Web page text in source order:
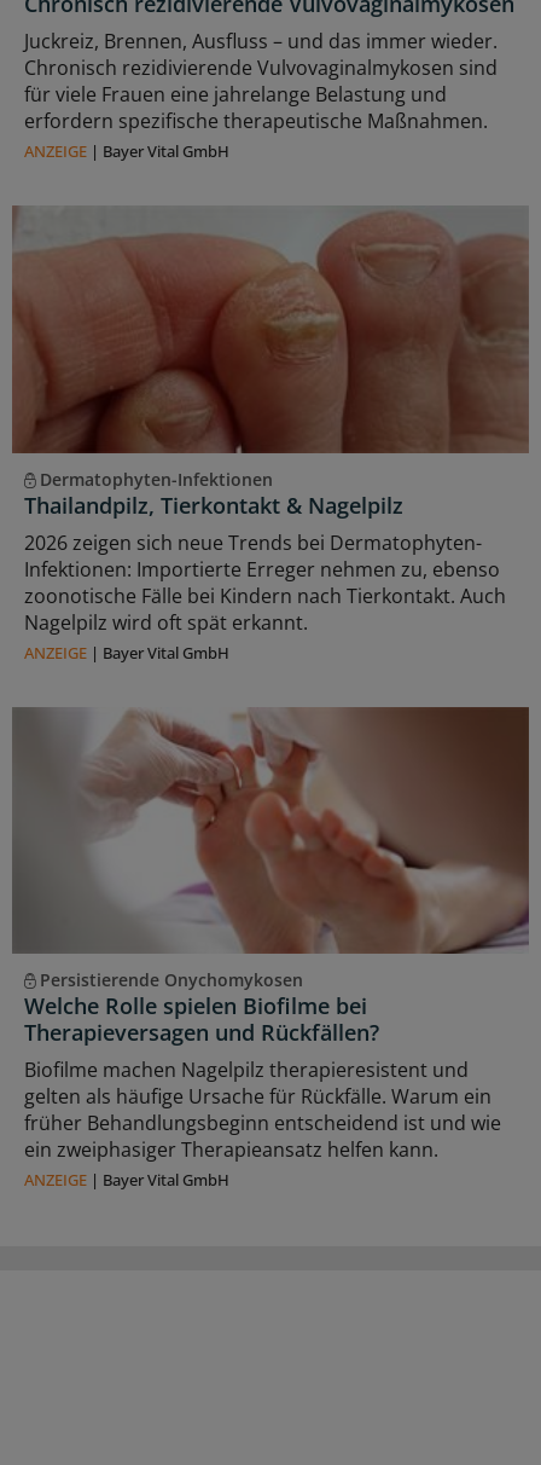
Juckreiz, Brennen, Ausfluss – und das immer wieder.
Chronisch rezidivierende Vulvovaginalmykosen sind
für viele Frauen eine jahrelange Belastung und
erfordern spezifische therapeutische Maßnahmen.
ANZEIGE | Bayer Vital GmbH
Dermatophyten-Infektionen
Thailandpilz, Tierkontakt & Nagelpilz
2026 zeigen sich neue Trends bei Dermatophyten-
Infektionen: Importierte Erreger nehmen zu, ebenso
zoonotische Fälle bei Kindern nach Tierkontakt. Auch
Nagelpilz wird oft spät erkannt.
ANZEIGE | Bayer Vital GmbH
Persistierende Onychomykosen
Welche Rolle spielen Biofilme bei
Therapieversagen und Rückfällen?
Biofilme machen Nagelpilz therapieresistent und
gelten als häufige Ursache für Rückfälle. Warum ein
früher Behandlungsbeginn entscheidend ist und wie
ein zweiphasiger Therapieansatz helfen kann.
ANZEIGE | Bayer Vital GmbH